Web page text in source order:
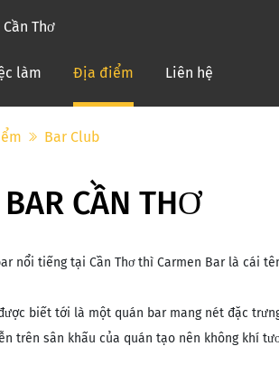
Thơ
làm Địa điểm (current)Liên hệ
Bar Club
CẦN THƠ
nổi tiếng tại Cần Thơ thì Carmen Bar là cái
biết tới là một quán bar mang nét đặc
trên sân khấu của quán tạo nên không khí